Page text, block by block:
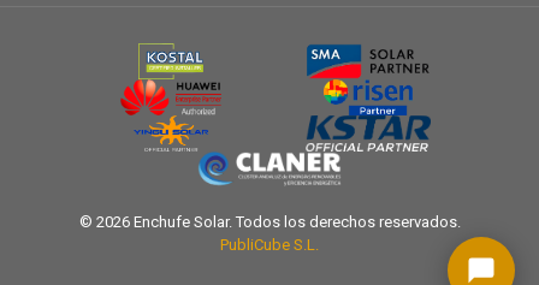
© 2026 Enchufe Solar. Todos los derechos reservados.
PubliCube S.L.